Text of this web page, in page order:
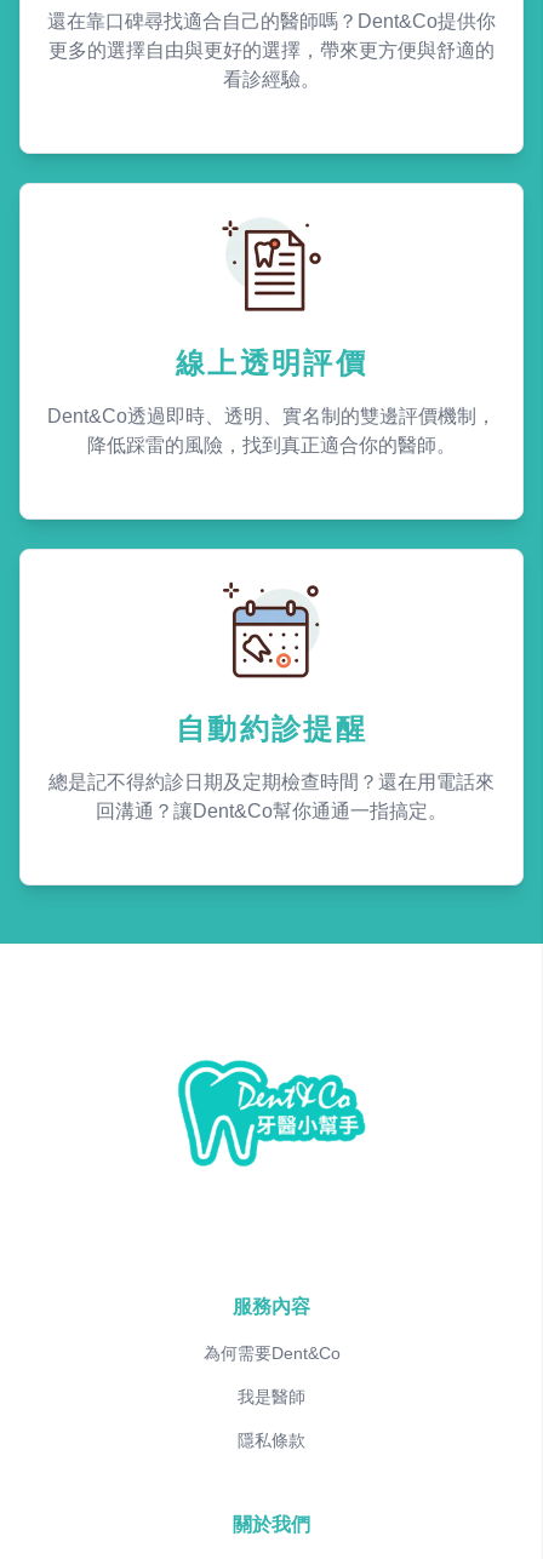
還在靠口碑尋找適合自己的醫師嗎？Dent&Co提供你
更多的選擇自由與更好的選擇，帶來更方便與舒適的
看診經驗。
線上透明評價
Dent&Co透過即時、透明、實名制的雙邊評價機制，
降低踩雷的風險，找到真正適合你的醫師。
自動約診提醒
總是記不得約診日期及定期檢查時間？還在用電話來
回溝通？讓Dent&Co幫你通通一指搞定。
服務內容
為何需要Dent&Co
我是醫師
隱私條款
關於我們